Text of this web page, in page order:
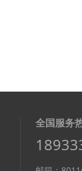
全国服务